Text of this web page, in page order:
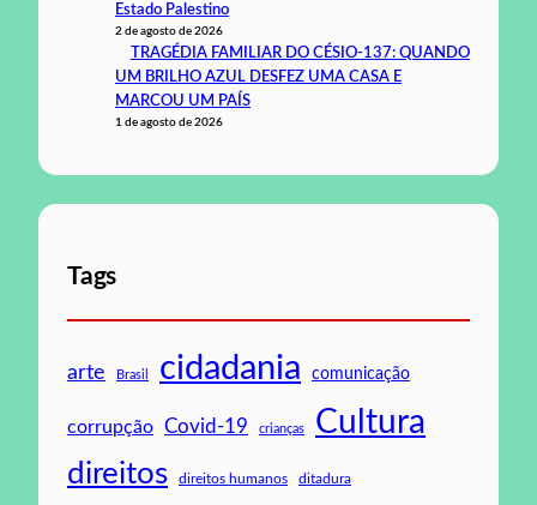
Estado Palestino
2 de agosto de 2026
TRAGÉDIA FAMILIAR DO CÉSIO-137: QUANDO
UM BRILHO AZUL DESFEZ UMA CASA E
MARCOU UM PAÍS
1 de agosto de 2026
Tags
arte Brasil cidadania comunicação
corrupção Covid-19 crianças Cultura
direitos direitos humanos ditadura